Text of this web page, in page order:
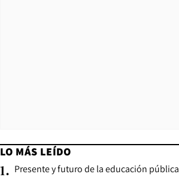
LO MÁS LEÍDO
1. Presente y futuro de la educación pública